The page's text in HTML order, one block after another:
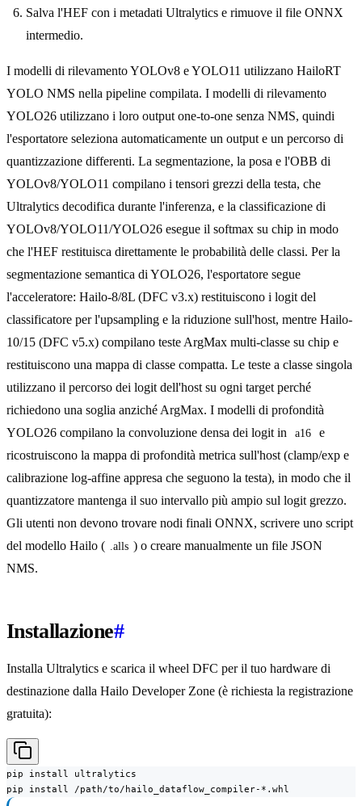
Salva l'HEF con i metadati Ultralytics e rimuove il file ONNX
intermedio.
I modelli di rilevamento YOLOv8 e YOLO11 utilizzano HailoRT
YOLO NMS nella pipeline compilata. I modelli di rilevamento
YOLO26 utilizzano i loro output one-to-one senza NMS, quindi
l'esportatore seleziona automaticamente un output e un percorso di
quantizzazione differenti. La segmentazione, la posa e l'OBB di
YOLOv8/YOLO11 compilano i tensori grezzi della testa, che
Ultralytics decodifica durante l'inferenza, e la classificazione di
YOLOv8/YOLO11/YOLO26 esegue il softmax su chip in modo
che l'HEF restituisca direttamente le probabilità delle classi. Per la
segmentazione semantica di YOLO26, l'esportatore segue
l'acceleratore: Hailo-8/8L (DFC v3.x) restituiscono i logit del
classificatore per l'upsampling e la riduzione sull'host, mentre Hailo-
10/15 (DFC v5.x) compilano teste ArgMax multi-classe su chip e
restituiscono una mappa di classe compatta. Le teste a classe singola
utilizzano il percorso dei logit dell'host su ogni target perché
richiedono una soglia anziché ArgMax. I modelli di profondità
YOLO26 compilano la convoluzione densa dei logit in
a16
e
ricostruiscono la mappa di profondità metrica sull'host (clamp/exp e
calibrazione log-affine appresa che seguono la testa), in modo che il
quantizzatore mantenga il suo intervallo più ampio sul logit grezzo.
Gli utenti non devono trovare nodi finali ONNX, scrivere uno script
del modello Hailo ( .alls ) o creare manualmente un file JSON
NMS.
Installazione#
Installa Ultralytics e scarica il wheel DFC per il tuo hardware di
destinazione dalla Hailo Developer Zone (è richiesta la registrazione
gratuita):
pip install ultralytics
pip install /path/to/hailo_dataflow_compiler-*.whl